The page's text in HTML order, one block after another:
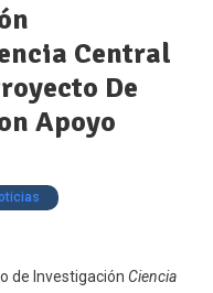
Central
De
Apoyo
de Investigación Ciencia